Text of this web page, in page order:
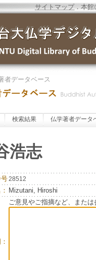
サイトマップ．本館
者データベース
検索結果 仏学著者データ
浩志
28512
Mizutani, Hiroshi
ご意見やご指摘など、また